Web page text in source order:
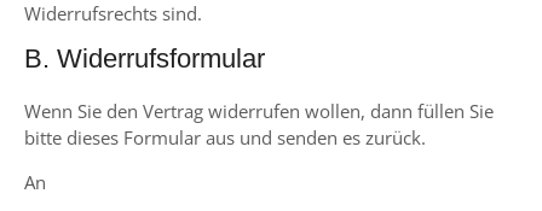
Widerrufsrechts sind.
B. Widerrufsformular
Wenn Sie den Vertrag widerrufen wollen, dann füllen Sie
bitte dieses Formular aus und senden es zurück.
An